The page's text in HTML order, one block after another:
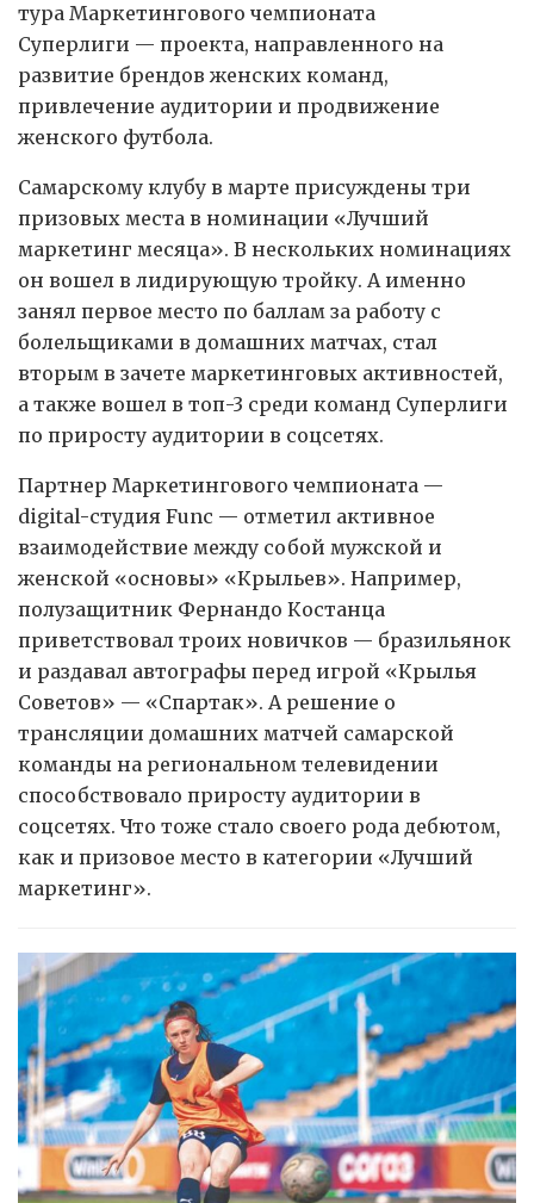
тура Маркетингового чемпионата
Суперлиги — проекта, направленного на
развитие брендов женских команд,
привлечение аудитории и продвижение
женского футбола.
Самарскому клубу в марте присуждены три
призовых места в номинации «Лучший
маркетинг месяца». В нескольких номинациях
он вошел в лидирующую тройку. А именно
занял первое место по баллам за работу с
болельщиками в домашних матчах, стал
вторым в зачете маркетинговых активностей,
а также вошел в топ-3 среди команд Суперлиги
по приросту аудитории в соцсетях.
Партнер Маркетингового чемпионата —
digital-студия Func — отметил активное
взаимодействие между собой мужской и
женской «основы» «Крыльев». Например,
полузащитник Фернандо Костанца
приветствовал троих новичков — бразильянок
и раздавал автографы перед игрой «Крылья
Советов» — «Спартак». А решение о
трансляции домашних матчей самарской
команды на региональном телевидении
способствовало приросту аудитории в
соцсетях. Что тоже стало своего рода дебютом,
как и призовое место в категории «Лучший
маркетинг».